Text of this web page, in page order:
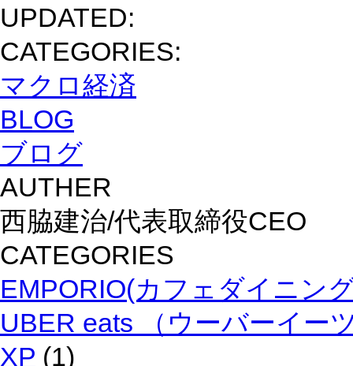
UPDATED:
CATEGORIES:
マクロ経済
BLOG
ブログ
AUTHER
西脇建治/代表取締役CEO
CATEGORIES
EMPORIO(カフェダイニン
UBER eats （ウーバーイー
XP (1)